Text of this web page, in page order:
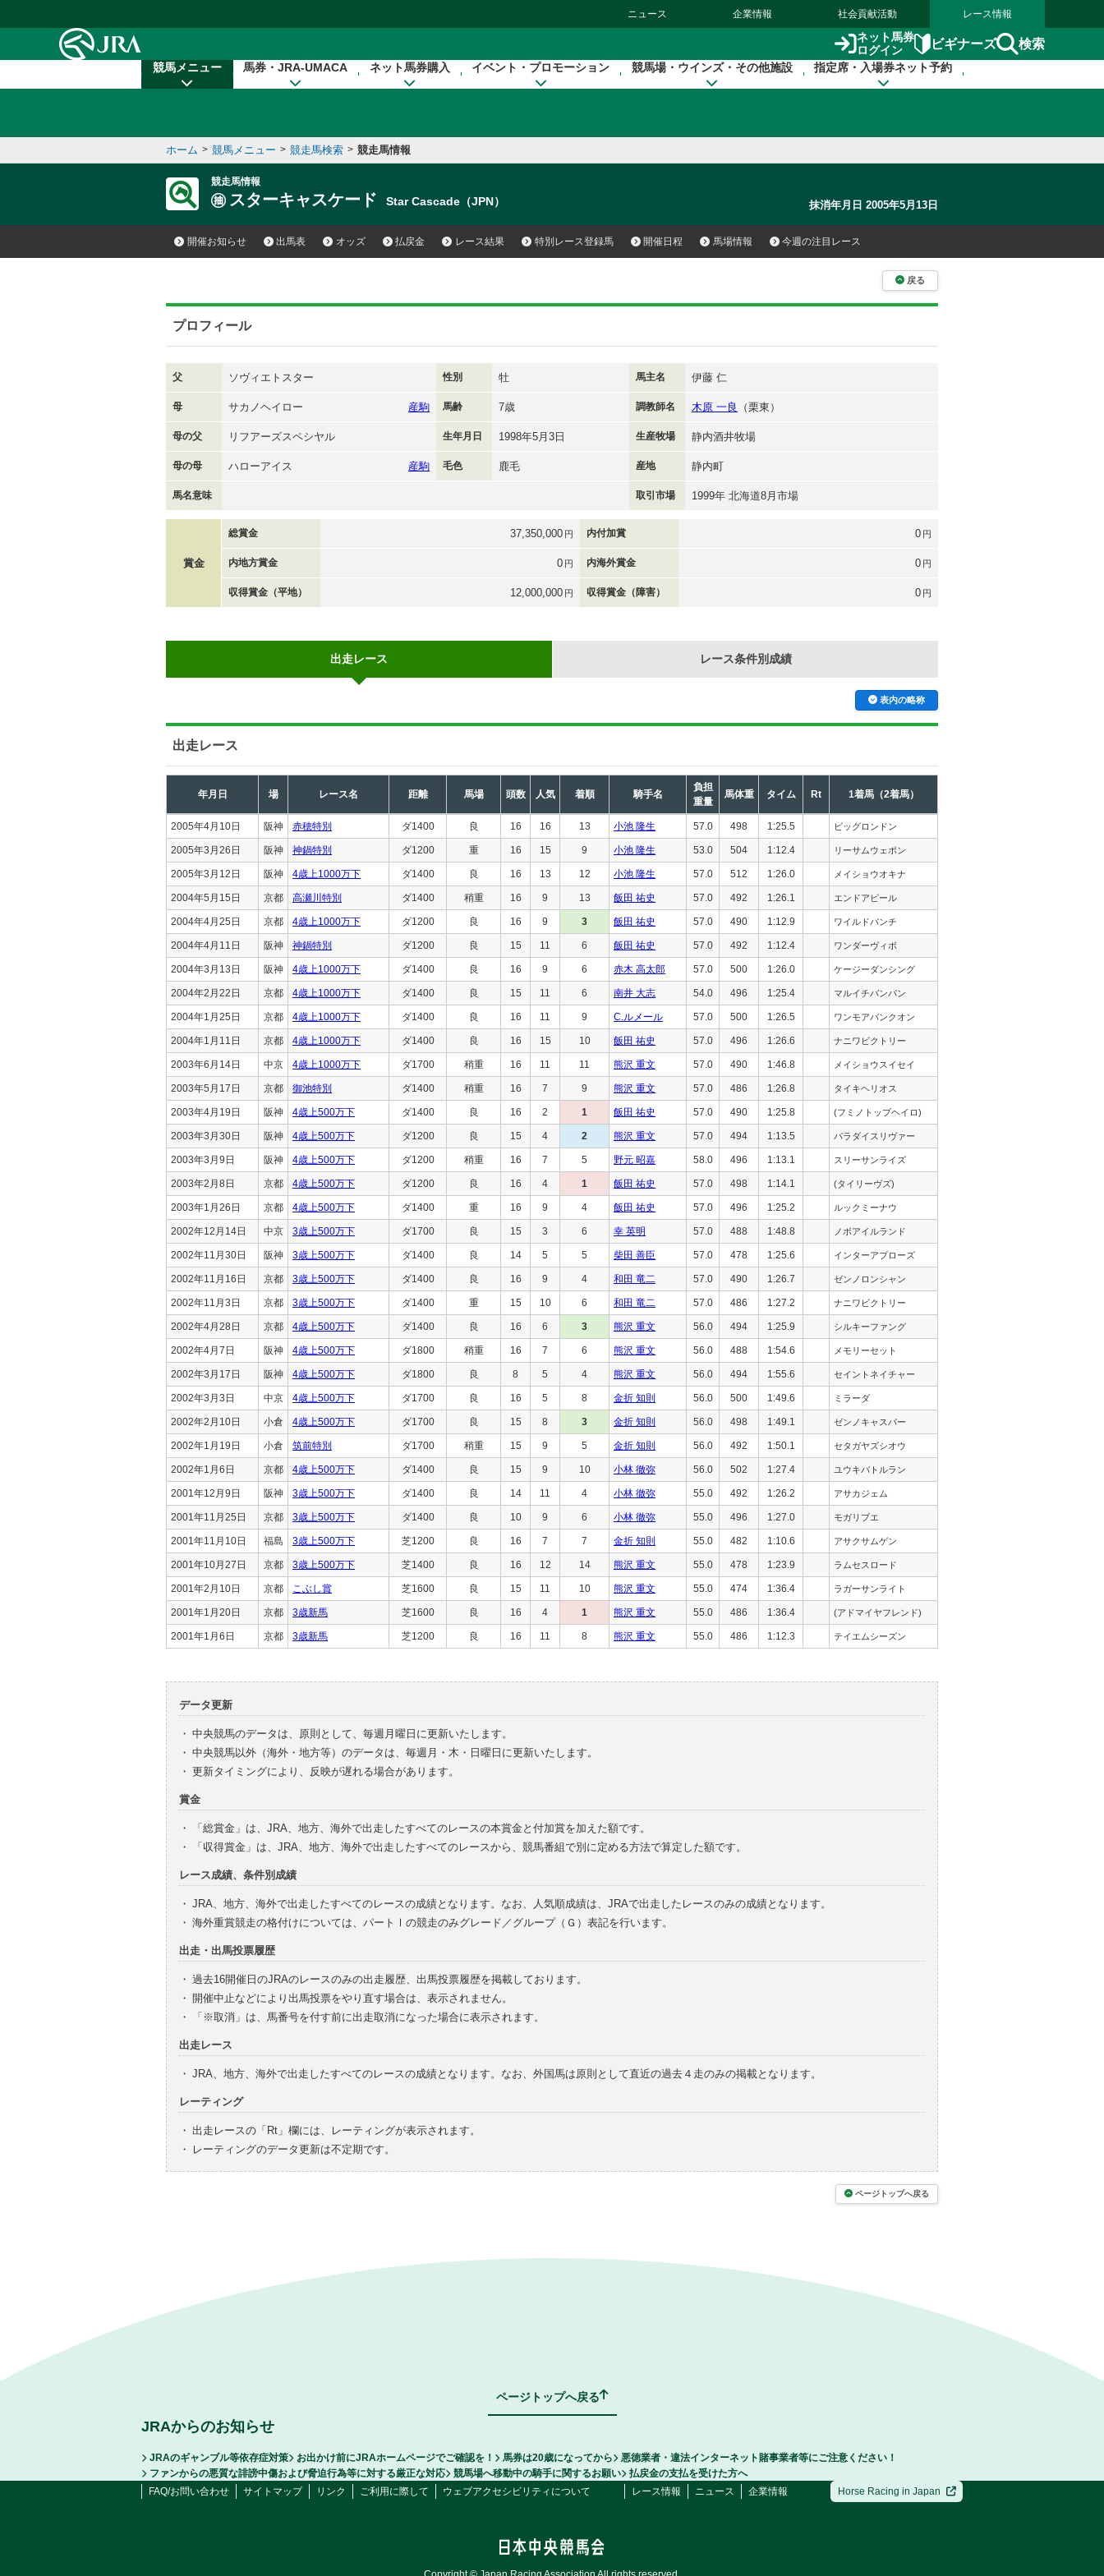
ニュース 企業情報 社会貢献活動 レース情報
ネット馬券
ログイン
ビギナーズ 検索
競馬メニュー 馬券・JRA-UMACA ネット馬券購入 イベント・プロモーション 競馬場・ウインズ・その他施設 指定席・入場券ネット予約
ホーム > 競馬メニュー > 競走馬検索 > 競走馬情報
競走馬情報
スターキャスケード Star Cascade（JPN） 抹消年月日 2005年5月13日
開催お知らせ 出馬表 オッズ 払戻金 レース結果 特別レース登録馬 開催日程 馬場情報 今週の注目レース
戻る
プロフィール
父 ソヴィエトスター 性別 牡 馬主名 伊藤 仁
母 サカノヘイロー 産駒 馬齢 7歳 調教師名 木原 一良 （栗東）
母の父 リフアーズスペシヤル 生年月日 1998年5月3日 生産牧場 静内酒井牧場
母の母 ハローアイス 産駒 毛色 鹿毛 産地 静内町
馬名意味 取引市場 1999年 北海道8月市場
賞金
総賞金 37,350,000 円 内付加賞 0 円
内地方賞金 0 円 内海外賞金 0 円
収得賞金（平地） 12,000,000 円 収得賞金（障害） 0 円
出走レース レース条件別成績
表内の略称
出走レース
年月日 場 レース名 距離 馬場 頭数 人気 着順 騎手名
負担
重量
馬体重 タイム Rt 1着馬（2着馬）
2005年4月10日 阪神 赤穂特別 ダ1400 良 16 16 13 小池 隆生 57.0 498 1:25.5 ビッグロンドン
2005年3月26日 阪神 神鍋特別 ダ1200 重 16 15 9 小池 隆生 53.0 504 1:12.4 リーサムウェポン
2005年3月12日 阪神 4歳上1000万下 ダ1400 良 16 13 12 小池 隆生 57.0 512 1:26.0 メイショウオキナ
2004年5月15日 京都 高瀬川特別 ダ1400 稍重 16 9 13 飯田 祐史 57.0 492 1:26.1 エンドアピール
2004年4月25日 京都 4歳上1000万下 ダ1200 良 16 9 3 飯田 祐史 57.0 490 1:12.9 ワイルドバンチ
2004年4月11日 阪神 神鍋特別 ダ1200 良 15 11 6 飯田 祐史 57.0 492 1:12.4 ワンダーヴィボ
2004年3月13日 阪神 4歳上1000万下 ダ1400 良 16 9 6 赤木 高太郎 57.0 500 1:26.0 ケージーダンシング
2004年2月22日 京都 4歳上1000万下 ダ1400 良 15 11 6 南井 大志 54.0 496 1:25.4 マルイチバンバン
2004年1月25日 京都 4歳上1000万下 ダ1400 良 16 11 9 C.ルメール 57.0 500 1:26.5 ワンモアバンクオン
2004年1月11日 京都 4歳上1000万下 ダ1400 良 16 15 10 飯田 祐史 57.0 496 1:26.6 ナニワビクトリー
2003年6月14日 中京 4歳上1000万下 ダ1700 稍重 16 11 11 熊沢 重文 57.0 490 1:46.8 メイショウスイセイ
2003年5月17日 京都 御池特別 ダ1400 稍重 16 7 9 熊沢 重文 57.0 486 1:26.8 タイキヘリオス
2003年4月19日 阪神 4歳上500万下 ダ1400 良 16 2 1 飯田 祐史 57.0 490 1:25.8 (フミノトップヘイロ)
2003年3月30日 阪神 4歳上500万下 ダ1200 良 15 4 2 熊沢 重文 57.0 494 1:13.5 パラダイスリヴァー
2003年3月9日 阪神 4歳上500万下 ダ1200 稍重 16 7 5 野元 昭嘉 58.0 496 1:13.1 スリーサンライズ
2003年2月8日 京都 4歳上500万下 ダ1200 良 16 4 1 飯田 祐史 57.0 498 1:14.1 (タイリーヴズ)
2003年1月26日 京都 4歳上500万下 ダ1400 重 16 9 4 飯田 祐史 57.0 496 1:25.2 ルックミーナウ
2002年12月14日 中京 3歳上500万下 ダ1700 良 15 3 6 幸 英明 57.0 488 1:48.8 ノボアイルランド
2002年11月30日 阪神 3歳上500万下 ダ1400 良 14 5 5 柴田 善臣 57.0 478 1:25.6 インターアプローズ
2002年11月16日 京都 3歳上500万下 ダ1400 良 16 9 4 和田 竜二 57.0 490 1:26.7 ゼンノロンシャン
2002年11月3日 京都 3歳上500万下 ダ1400 重 15 10 6 和田 竜二 57.0 486 1:27.2 ナニワビクトリー
2002年4月28日 京都 4歳上500万下 ダ1400 良 16 6 3 熊沢 重文 56.0 494 1:25.9 シルキーファング
2002年4月7日 阪神 4歳上500万下 ダ1800 稍重 16 7 6 熊沢 重文 56.0 488 1:54.6 メモリーセット
2002年3月17日 阪神 4歳上500万下 ダ1800 良 8 5 4 熊沢 重文 56.0 494 1:55.6 セイントネイチャー
2002年3月3日 中京 4歳上500万下 ダ1700 良 16 5 8 金折 知則 56.0 500 1:49.6 ミラーダ
2002年2月10日 小倉 4歳上500万下 ダ1700 良 15 8 3 金折 知則 56.0 498 1:49.1 ゼンノキャスパー
2002年1月19日 小倉 筑前特別 ダ1700 稍重 15 9 5 金折 知則 56.0 492 1:50.1 セタガヤズシオウ
2002年1月6日 京都 4歳上500万下 ダ1400 良 15 9 10 小林 徹弥 56.0 502 1:27.4 ユウキバトルラン
2001年12月9日 阪神 3歳上500万下 ダ1400 良 14 11 4 小林 徹弥 55.0 492 1:26.2 アサカジェム
2001年11月25日 京都 3歳上500万下 ダ1400 良 10 9 6 小林 徹弥 55.0 496 1:27.0 モガリブエ
2001年11月10日 福島 3歳上500万下 芝1200 良 16 7 7 金折 知則 55.0 482 1:10.6 アサクサムゲン
2001年10月27日 京都 3歳上500万下 芝1400 良 16 12 14 熊沢 重文 55.0 478 1:23.9 ラムセスロード
2001年2月10日 京都 こぶし賞 芝1600 良 15 11 10 熊沢 重文 55.0 474 1:36.4 ラガーサンライト
2001年1月20日 京都 3歳新馬 芝1600 良 16 4 1 熊沢 重文 55.0 486 1:36.4 (アドマイヤフレンド)
2001年1月6日 京都 3歳新馬 芝1200 良 16 11 8 熊沢 重文 55.0 486 1:12.3 テイエムシーズン
データ更新
・ 中央競馬のデータは、原則として、毎週月曜日に更新いたします。
・ 中央競馬以外（海外・地方等）のデータは、毎週月・木・日曜日に更新いたします。
・ 更新タイミングにより、反映が遅れる場合があります。
賞金
・
「総賞金」は、JRA、地方、海外で出走したすべてのレースの本賞金と付加賞を加えた額です。
・
「収得賞金」は、JRA、地方、海外で出走したすべてのレースから、競馬番組で別に定める方法で算定した額です。
レース成績、条件別成績
・ JRA、地方、海外で出走したすべてのレースの成績となります。なお、人気順成績は、JRAで出走したレースのみの成績となります。
・ 海外重賞競走の格付けについては、パートⅠの競走のみグレード／グループ（Ｇ）表記を行います。
出走・出馬投票履歴
・ 過去16開催日のJRAのレースのみの出走履歴、出馬投票履歴を掲載しております。
・ 開催中止などにより出馬投票をやり直す場合は、表示されません。
・
「※取消」は、馬番号を付す前に出走取消になった場合に表示されます。
出走レース
・ JRA、地方、海外で出走したすべてのレースの成績となります。なお、外国馬は原則として直近の過去４走のみの掲載となります。
レーティング
・ 出走レースの「Rt」欄には、レーティングが表示されます。
・
レーティングのデータ更新は不定期です。
ページトップへ戻る
ページトップへ戻る
JRAからのお知らせ
JRAのギャンブル等依存症対策 お出かけ前にJRAホームページでご確認を！ 馬券は20歳になってから
悪徳業者・違法インターネット賭事業者等にご注意ください！
ファンからの悪質な誹謗中傷および脅迫行為等に対する厳正な対応
競馬場へ移動中の騎手に関するお願い
払戻金の支払を受けた方へ
FAQ/お問い合わせ
サイトマップ リンク ご利用に際して ウェブアクセシビリティについて レース情報 ニュース 企業情報 Horse Racing in Japan